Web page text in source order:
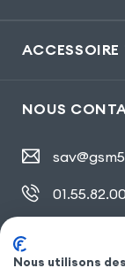
ACCESSOIRE
NOUS
Nous utilisons